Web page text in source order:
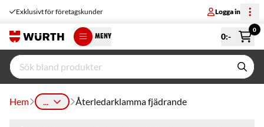
Exklusivt för företagskunder Logga in
MENY 0:-
0
Hem ... Återledarklamma fjädrande